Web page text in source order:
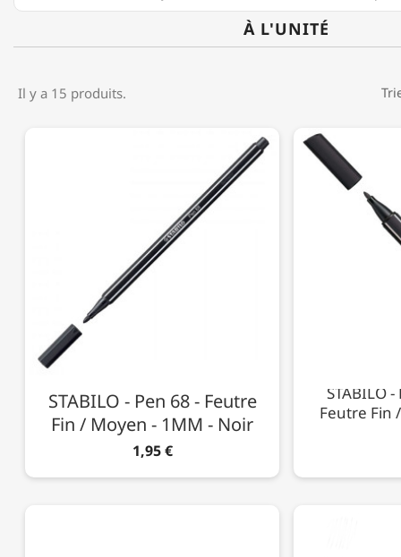
À L'UNITÉ
Il y a 15 produits.
STABILO - Pen 68 - Feutre
Fin / Moyen - 1MM - Noir
1,95 €
STABILO
Feutre Fin